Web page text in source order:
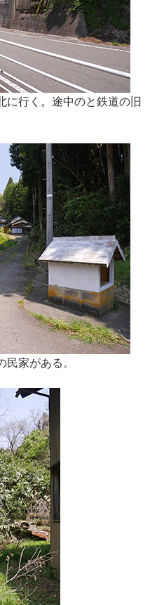
に行く。途中のと鉄道の旧
家がある。